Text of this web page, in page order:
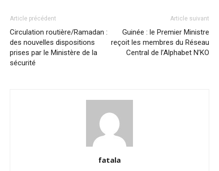
Article précédent
Circulation routière/Ramadan :
des nouvelles dispositions
prises par le Ministère de la
sécurité
Article suivant
Guinée : le Premier Ministre
reçoit les membres du Réseau
Central de l’Alphabet N’KO
fatala